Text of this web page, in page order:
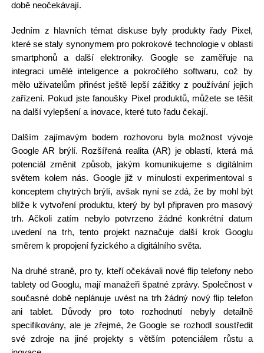
době neočekávají.
Jedním z hlavních témat diskuse byly produkty řady Pixel,
které se staly synonymem pro pokrokové technologie v oblasti
smartphonů a další elektroniky. Google se zaměřuje na
integraci umělé inteligence a pokročilého softwaru, což by
mělo uživatelům přinést ještě lepší zážitky z používání jejich
zařízení. Pokud jste fanoušky Pixel produktů, můžete se těšit
na další vylepšení a inovace, které tuto řadu čekají.
Dalším zajímavým bodem rozhovoru byla možnost vývoje
Google AR brýlí. Rozšířená realita (AR) je oblastí, která má
potenciál změnit způsob, jakým komunikujeme s digitálním
světem kolem nás. Google již v minulosti experimentoval s
konceptem chytrých brýlí, avšak nyní se zdá, že by mohl být
blíže k vytvoření produktu, který by byl připraven pro masový
trh. Ačkoli zatím nebylo potvrzeno žádné konkrétní datum
uvedení na trh, tento projekt naznačuje další krok Googlu
směrem k propojení fyzického a digitálního světa.
Na druhé straně, pro ty, kteří očekávali nové flip telefony nebo
tablety od Googlu, mají manažeři špatné zprávy. Společnost v
současné době neplánuje uvést na trh žádný nový flip telefon
ani tablet. Důvody pro toto rozhodnutí nebyly detailně
specifikovány, ale je zřejmé, že Google se rozhodl soustředit
své zdroje na jiné projekty s větším potenciálem růstu a